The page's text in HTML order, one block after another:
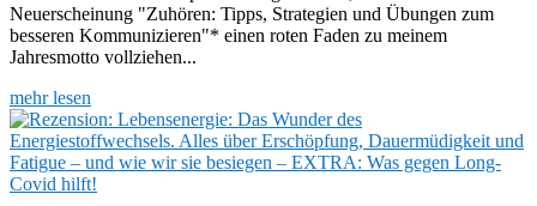
Neuerscheinung "Zuhören: Tipps, Strategien und Übungen zum
besseren Kommunizieren"* einen roten Faden zu meinem
Jahresmotto vollziehen...
mehr lesen